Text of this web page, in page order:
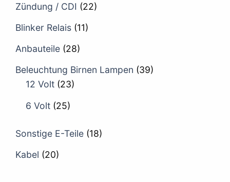
Zündung / CDI (22)
Blinker Relais (11)
Anbauteile (28)
Beleuchtung Birnen Lampen (39)
12 Volt (23)
6 Volt (25)
Sonstige E-Teile (18)
Kabel (20)